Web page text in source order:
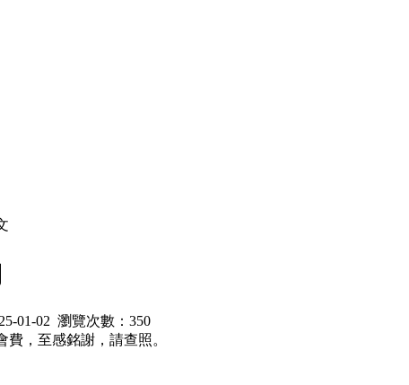
01-02 瀏覽次數： 350
，至感銘謝，請查照。